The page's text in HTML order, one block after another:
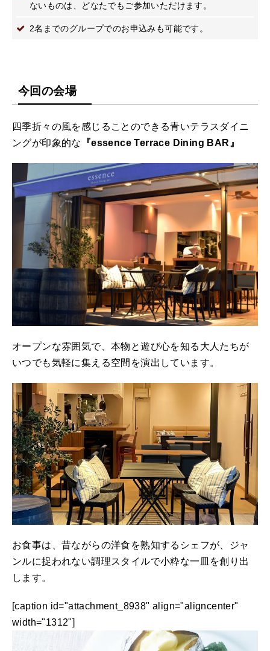
ないものは、どなたでもご参加いただけます。
2名までのグループでのお申込みも可能です。
今回の会場
四季折々の風を感じることのできる青いテラスダイニ
ングが印象的な
『essence Terrace Dining BAR』
オープンな雰囲気で、本物と遊び心を知る大人たちが
いつでも気軽に集える空間を演出しています。
お食事は、昔ながらの洋食を熟知するシェフが、ジャ
ンルに捉われない調理スタイルで小粋な一皿を創り出
します。
[caption id="attachment_8938" align="aligncenter"
width="1312"]